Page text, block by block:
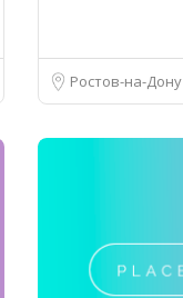
Ростов-на-Дону